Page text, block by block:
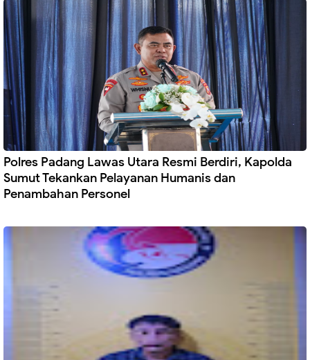
Polres Padang Lawas Utara Resmi Berdiri, Kapolda
Sumut Tekankan Pelayanan Humanis dan
Penambahan Personel